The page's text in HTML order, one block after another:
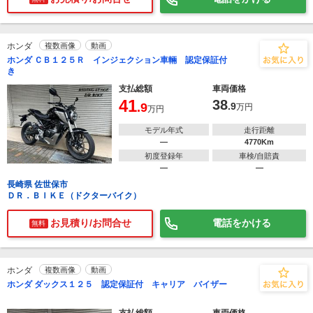
ホンダ 複数画像 動画
ホンダ ＣＢ１２５Ｒ インジェクション車輛 認定保証付
き
支払総額
車両価格
41.9万円 38.9万円
モデル年式
―
走行距離
4770Km
初度登録年
―
車検/自賠責
―
長崎県 佐世保市
ＤＲ．ＢＩＫＥ（ドクターバイク）
無料 お見積り/お問合せ 電話をかける
ホンダ 複数画像 動画
ホンダ ダックス１２５ 認定保証付 キャリア バイザー